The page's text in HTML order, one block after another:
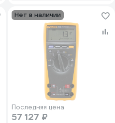
Нет в наличии
Последняя цена
57 127 ₽